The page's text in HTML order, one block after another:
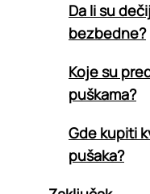
Da li su
bezbedne?
Koje su
puškama?
Gde kupiti
pušaka?